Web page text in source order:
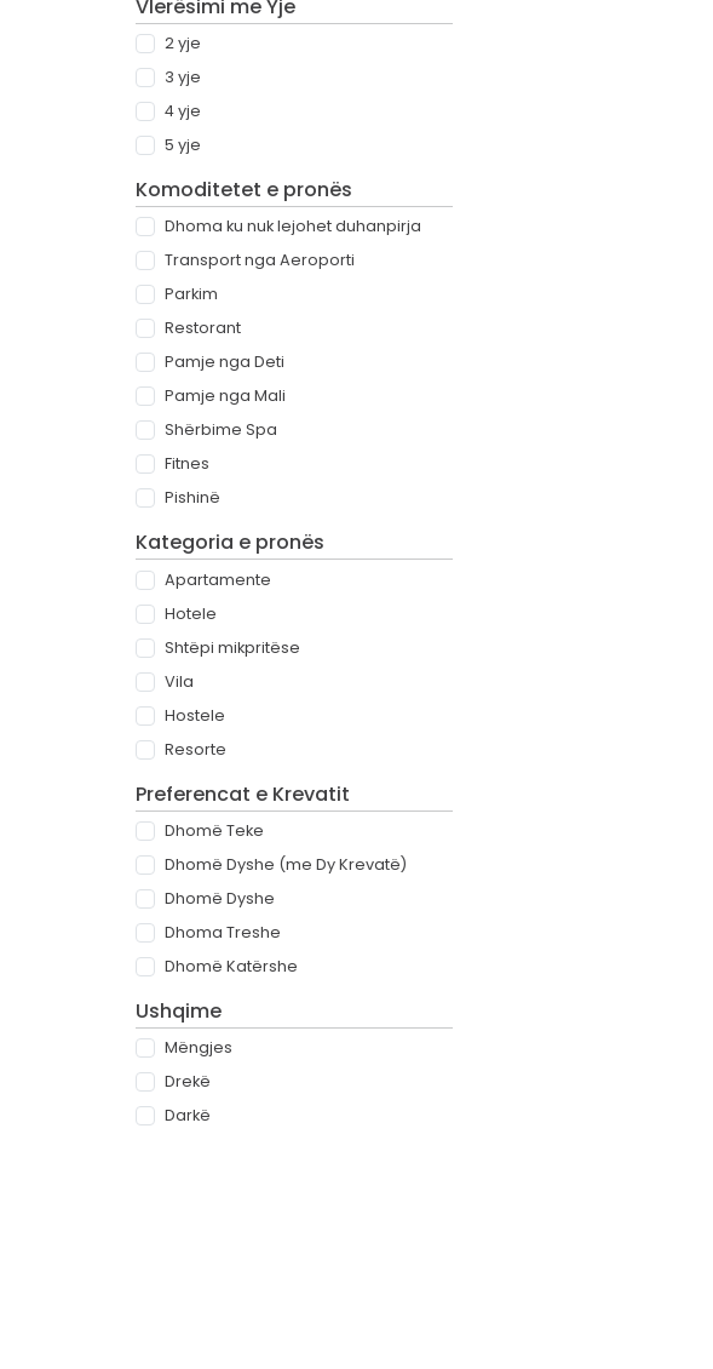
Vlerësimi me Yje
2 yje
3 yje
4 yje
5 yje
Komoditetet e pronës
Dhoma ku nuk lejohet duhanpirja
Transport nga Aeroporti
Parkim
Restorant
Pamje nga Deti
Pamje nga Mali
Shërbime Spa
Fitnes
Pishinë
Kategoria e pronës
Apartamente
Hotele
Shtëpi mikpritëse
Vila
Hostele
Resorte
Preferencat e Krevatit
Dhomë Teke
Dhomë Dyshe (me Dy Krevatë)
Dhomë Dyshe
Dhoma Treshe
Dhomë Katërshe
Ushqime
Mëngjes
Drekë
Darkë